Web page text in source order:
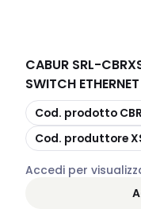
CABUR SRL-
SWITCH
copia
Cod. prodotto
copia
Cod. produttore
Accedi per